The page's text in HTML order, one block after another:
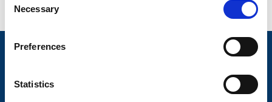
Necessary
Preferences
Statistics
Nyheter